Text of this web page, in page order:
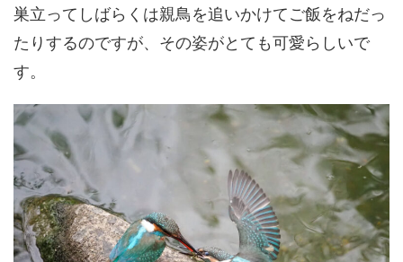
巣立ってしばらくは親鳥を追いかけてご飯をねだっ
たりするのですが、その姿がとても可愛らしいで
す。